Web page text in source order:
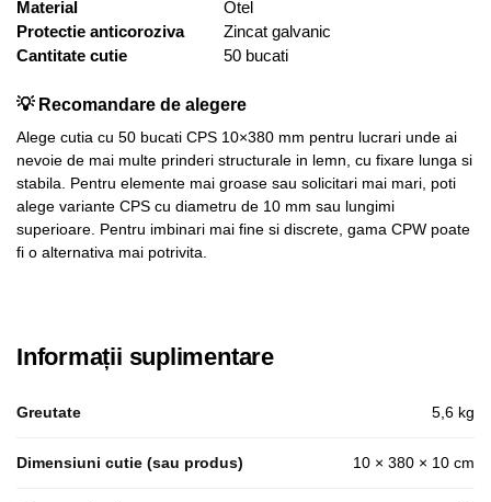
Material
Otel
Protectie anticoroziva
Zincat galvanic
Cantitate cutie
50 bucati
💡 Recomandare de alegere
Alege cutia cu 50 bucati CPS 10×380 mm pentru lucrari unde ai
nevoie de mai multe prinderi structurale in lemn, cu fixare lunga si
stabila. Pentru elemente mai groase sau solicitari mai mari, poti
alege variante CPS cu diametru de 10 mm sau lungimi
superioare. Pentru imbinari mai fine si discrete, gama CPW poate
fi o alternativa mai potrivita.
Informații suplimentare
Greutate 5,6 kg
Dimensiuni cutie (sau produs) 10 × 380 × 10 cm